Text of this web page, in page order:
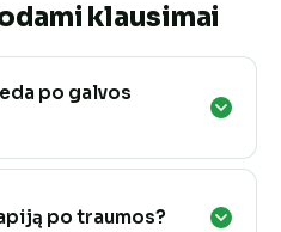
klausimai
po galvos
po traumos?